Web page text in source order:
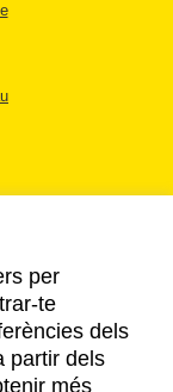
per
te
dels
partir dels
més